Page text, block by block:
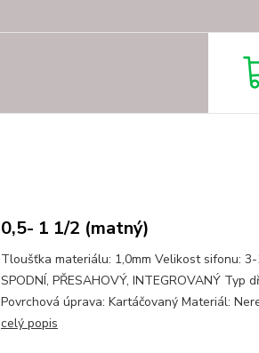
0,5- 1 1/2 (matný)
Tloušťka materiálu: 1,0mm Velikost sifonu: 3-
SPODNÍ, PŘESAHOVÝ, INTEGROVANÝ Typ
Povrchová úprava: Kartáčovaný Materiál:
celý popis